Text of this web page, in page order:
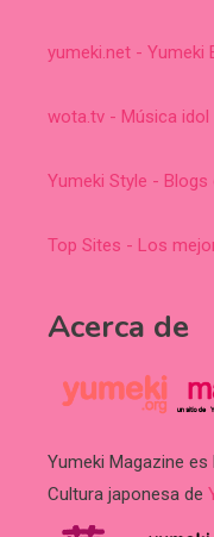
yumeki.net - Yumeki
wota.tv - Música
Yumeki Style -
Top Sites - Los
Acerca de
Yumeki Magazine
Cultura japonesa de